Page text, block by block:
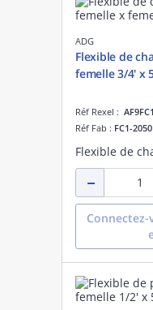
ADG
Flexible de
femelle 3/4' x
Réf Rexel :
Réf Fab : FC1-2050